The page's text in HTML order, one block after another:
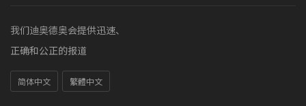
我们迪奥德奥会提供迅速、
正确和公正的报道
简体中文 繁體中文